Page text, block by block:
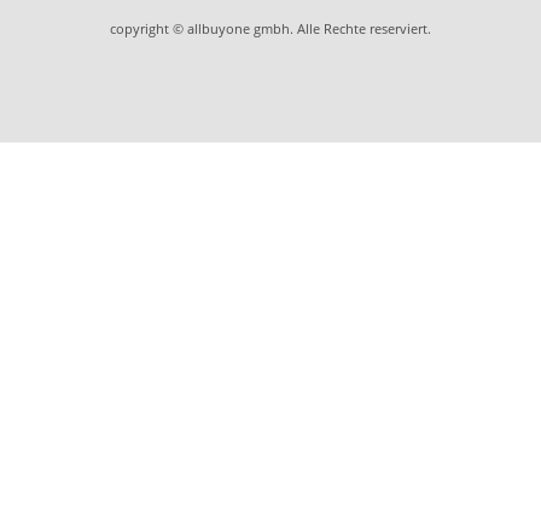
copyright © allbuyone gmbh. Alle Rechte reserviert.